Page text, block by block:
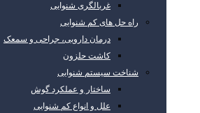
غربالگری شنوایی
راه حل های کم شنوایی
درمان دارویی، جراحی و سمعک
کاشت حلزون
شناخت سیستم شنوایی
ساختار و عملکرد گوش
علل و انواع کم شنوایی